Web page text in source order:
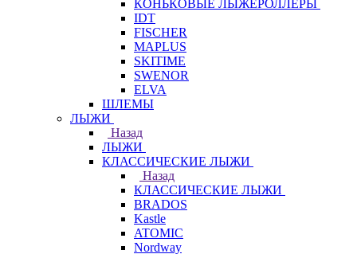
КОНЬКОВЫЕ ЛЫЖЕРОЛЛЕРЫ
IDT
FISCHER
MAPLUS
SKITIME
SWENOR
ELVA
ШЛЕМЫ
ЛЫЖИ
Назад
ЛЫЖИ
КЛАССИЧЕСКИЕ ЛЫЖИ
Назад
КЛАССИЧЕСКИЕ ЛЫЖИ
BRADOS
Kastle
ATOMIC
Nordway